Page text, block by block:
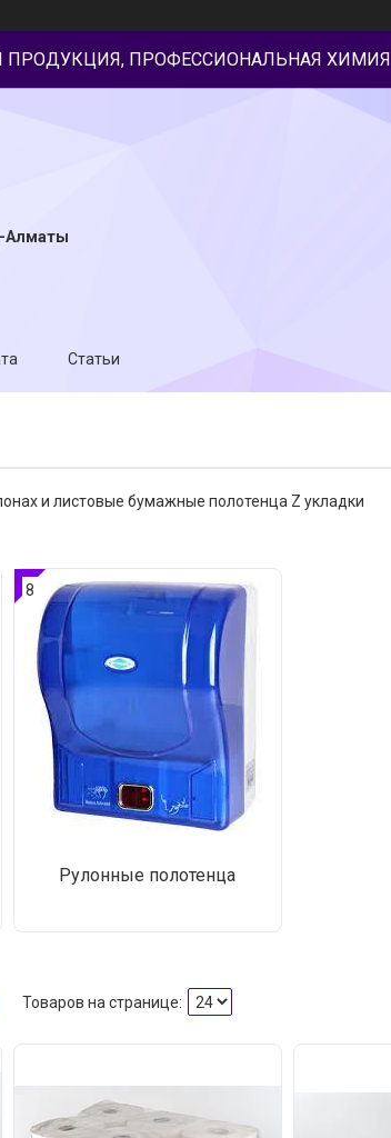
ПРОДУКЦИЯ, ПРОФЕССИОНАЛЬНАЯ ХИМИЯ
Алматы
Статьи
и листовые бумажные полотенца Z укладки
Рулонные полотенца
8